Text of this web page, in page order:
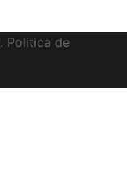
. Politica de